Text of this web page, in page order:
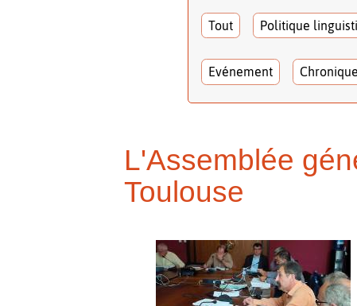
Tout Politique
Evénement
L'Assemblée
Toulouse